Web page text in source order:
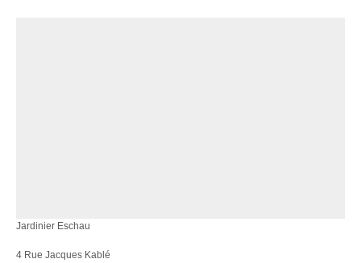
Jardinier Eschau
4 Rue Jacques Kablé